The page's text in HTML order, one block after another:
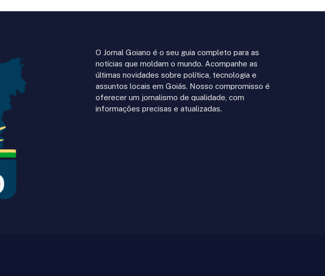
O Jornal Goiano é o seu guia completo para as
notícias que moldam o mundo. Acompanhe as
últimas novidades sobre política, tecnologia e
assuntos locais em Goiás. Nosso compromisso é
oferecer um jornalismo de qualidade, com
informações precisas e atualizadas.